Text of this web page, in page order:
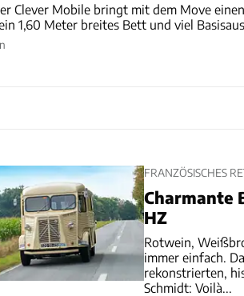
Clever Mobile bringt mit dem Move
1,60 Meter breites Bett und viel
FRANZÖSISCHES
Charmante
HZ
Rotwein,
immer einfach.
rekonstrierten,
Schmidt: Voilà...